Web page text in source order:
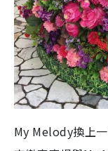
My Melody換上